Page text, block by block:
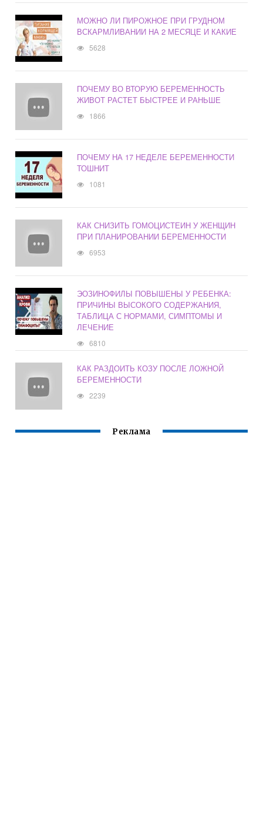
МОЖНО ЛИ ПИРОЖНОЕ ПРИ ГРУДНОМ
ВСКАРМЛИВАНИИ НА 2 МЕСЯЦЕ И КАКИЕ
5628
ПОЧЕМУ ВО ВТОРУЮ БЕРЕМЕННОСТЬ
ЖИВОТ РАСТЕТ БЫСТРЕЕ И РАНЬШЕ
1866
ПОЧЕМУ НА 17 НЕДЕЛЕ БЕРЕМЕННОСТИ
ТОШНИТ
1081
КАК СНИЗИТЬ ГОМОЦИСТЕИН У ЖЕНЩИН
ПРИ ПЛАНИРОВАНИИ БЕРЕМЕННОСТИ
6953
ЭОЗИНОФИЛЫ ПОВЫШЕНЫ У РЕБЕНКА:
ПРИЧИНЫ ВЫСОКОГО СОДЕРЖАНИЯ,
ТАБЛИЦА С НОРМАМИ, СИМПТОМЫ И
ЛЕЧЕНИЕ
6810
КАК РАЗДОИТЬ КОЗУ ПОСЛЕ ЛОЖНОЙ
БЕРЕМЕННОСТИ
2239
Реклама